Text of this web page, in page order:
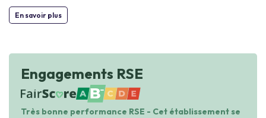
En savoir plus
Engagements RSE
B-
Très bonne performance RSE - Cet établissement se